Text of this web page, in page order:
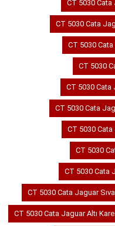
CT 5030 Cata
CT 5030 Cata
CT 5030
CT 5030
CT 5030 Cata
CT 5030 Cata
CT 5030
CT 5030
CT 5030 Cata
CT 5030 Cata Jaguar
CT 5030 Cata Jaguar Altı Kare